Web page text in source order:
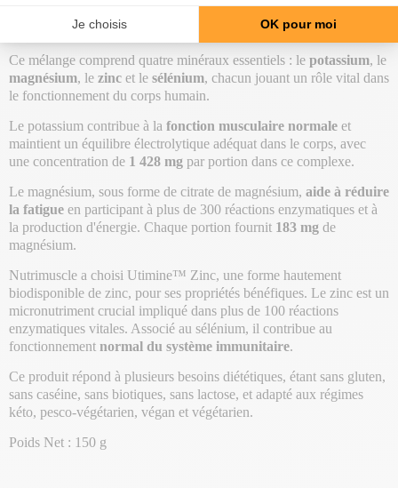
Nutrimuscle,
pour soutenir la santé globale.
Ce mélange comprend quatre minéraux essentiels : le potassium, le
magnésium, le zinc et le sélénium, chacun jouant un rôle vital dans
le fonctionnement du corps humain.
Le potassium contribue à la fonction musculaire normale et
maintient un équilibre électrolytique adéquat dans le corps, avec
une concentration de 1 428 mg par portion dans ce complexe.
Le magnésium, sous forme de citrate de magnésium, aide à réduire
la fatigue en participant à plus de 300 réactions enzymatiques et à
la production d'énergie. Chaque portion fournit 183 mg de
magnésium.
Nutrimuscle a choisi Utimine™ Zinc, une forme hautement
biodisponible de zinc, pour ses propriétés bénéfiques. Le zinc est un
micronutriment crucial impliqué dans plus de 100 réactions
enzymatiques vitales. Associé au sélénium, il contribue au
fonctionnement normal du système immunitaire.
Ce produit répond à plusieurs besoins diététiques, étant sans gluten,
sans caséine, sans biotiques, sans lactose, et adapté aux régimes
kéto, pesco-végétarien, végan et végétarien.
Poids Net : 150 g